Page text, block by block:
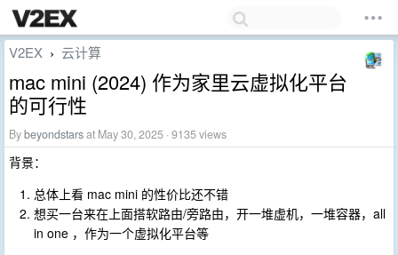
V2EX › 云计算
mac mini (2024) 作为家里云虚拟化平台
的可行性
Bybeyondstarsat May 30, 2025 · 9135 views
背景：
总体上看 mac mini 的性价比还不错
想买一台来在上面搭软路由/旁路由，开一堆虚机，一堆容器，all
in one ，作为一个虚拟化平台等